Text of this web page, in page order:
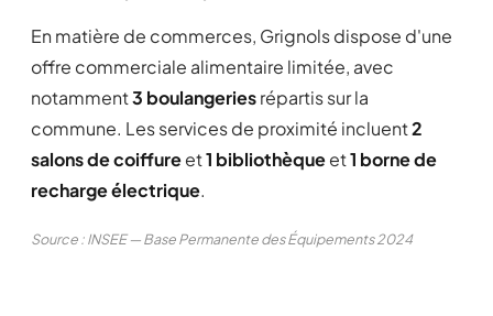
En matière de commerces, Grignols dispose d'une
offre commerciale alimentaire limitée, avec
notamment3 boulangeriesrépartis sur la
commune. Les services de proximité incluent2
salons de coiffureet1 bibliothèqueet1 borne de
recharge électrique.
Source : INSEE — Base Permanente des Équipements 2024